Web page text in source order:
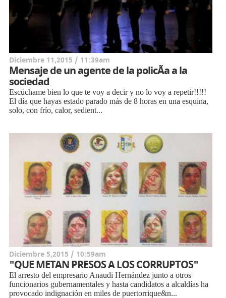
Diciembre 11,2015 / 11:39am
Mensaje de un agente de la policÃ­a a la
sociedad
Escúchame bien lo que te voy a decir y no lo voy a repetir!!!!!
El día que hayas estado parado más de 8 horas en una esquina,
solo, con frío, calor, sedient...
Diciembre 5,2015 / 10:59am
"QUE METAN PRESOS A LOS CORRUPTOS"
El arresto del empresario Anaudi Hernández junto a otros
funcionarios gubernamentales y hasta candidatos a alcaldías ha
provocado indignación en miles de puertorrique&n...